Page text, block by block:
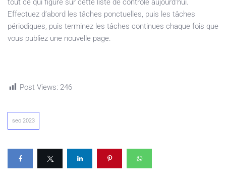
tout ce qui figure sur cette liste de contrôle aujourd’hui.
Effectuez d’abord les tâches ponctuelles, puis les tâches
périodiques, puis terminez les tâches continues chaque fois que
vous publiez une nouvelle page.
Post Views: 246
seo 2023